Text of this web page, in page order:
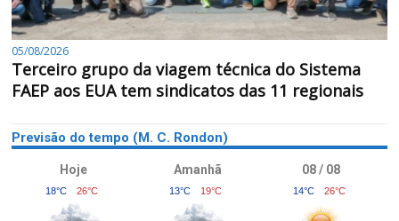
05/08/2026
Terceiro grupo da viagem técnica do Sistema
FAEP aos EUA tem sindicatos das 11 regionais
Previsão do tempo (M. C. Rondon)
Hoje
18°C 26°C
Amanhã
13°C 19°C
08 / 08
14°C 26°C